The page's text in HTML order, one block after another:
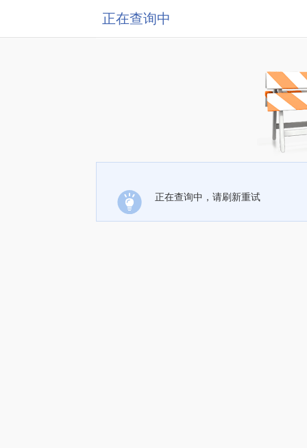
正在查询中
正在查询中，请刷新重试